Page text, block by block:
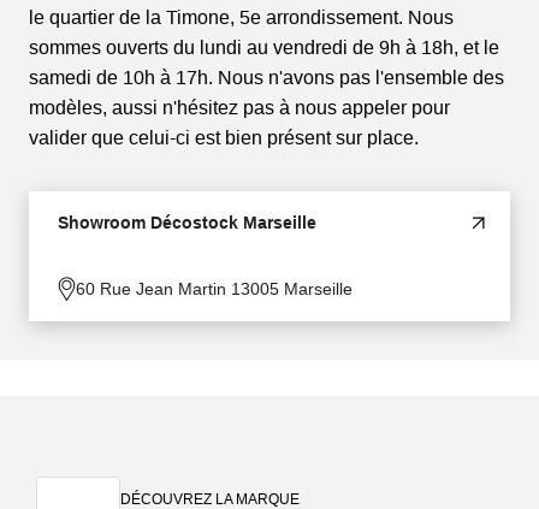
le quartier de la Timone, 5e arrondissement. Nous
sommes ouverts du lundi au vendredi de 9h à 18h, et le
samedi de 10h à 17h. Nous n'avons pas l'ensemble des
modèles, aussi n'hésitez pas à nous appeler pour
valider que celui-ci est bien présent sur place.
Showroom Décostock Marseille
60 Rue Jean Martin 13005 Marseille
DÉCOUVREZ LA MARQUE